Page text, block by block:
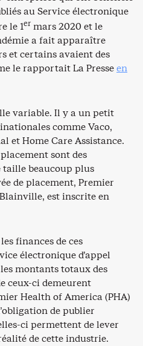
au Service électronique
le 1er mars 2020 et le
a fait apparaître
et certains avaient des
le rapportait La Presseen
variable. Il y a un petit
comme Vaco,
et Home Care Assistance.
sont des
taille beaucoup plus
de placement, Premier
est inscrite en
finances de ces
électronique d’appel
montants totaux des
ceux-ci demeurent
Health of America (PHA)
de publier
ci permettent de lever
de cette industrie.